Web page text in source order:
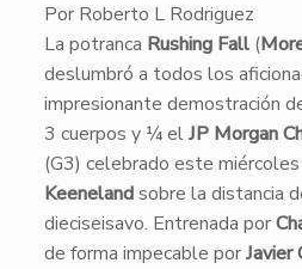
Por Roberto L Rodriguez
​La potranca Rushing Fall(
deslumbró a todos los
impresionante demostración
3 cuerpos y ¼ elJP Morgan
(G3) celebrado este
Keenelandsobre la distancia
dieciseisavo. Entrenada por
de forma impecable porJavier